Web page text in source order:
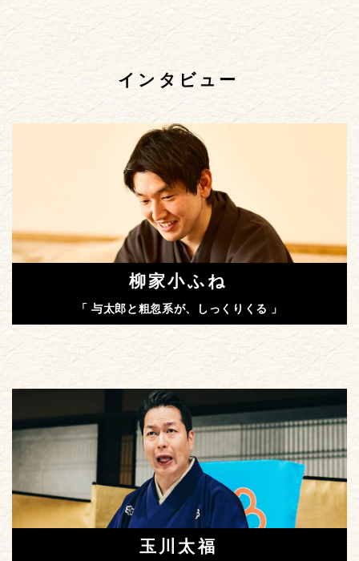
インタビュー
柳家小ふね
「 与太郎と粗忽系が、しっくりくる 」
玉川太福